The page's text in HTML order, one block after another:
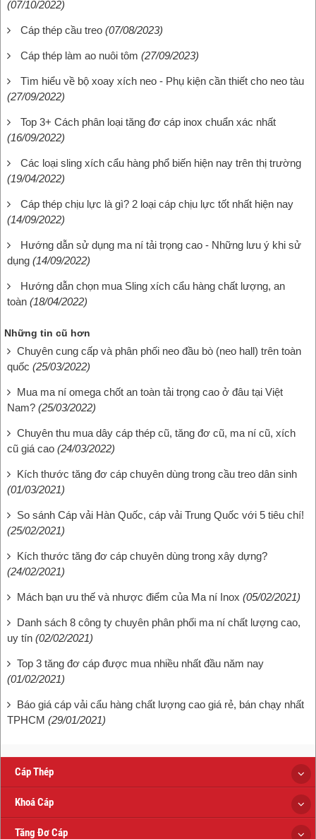
(07/10/2022)
Cáp thép cầu treo (07/08/2023)
Cáp thép làm ao nuôi tôm (27/09/2023)
Tìm hiểu về bộ xoay xích neo - Phụ kiện cần thiết cho neo tàu
(27/09/2022)
Top 3+ Cách phân loại tăng đơ cáp inox chuẩn xác nhất
(16/09/2022)
Các loại sling xích cẩu hàng phổ biến hiện nay trên thị trường
(19/04/2022)
Cáp thép chịu lực là gì? 2 loại cáp chịu lực tốt nhất hiện nay
(14/09/2022)
Hướng dẫn sử dụng ma ní tải trọng cao - Những lưu ý khi sử
dụng (14/09/2022)
Hướng dẫn chọn mua Sling xích cẩu hàng chất lượng, an
toàn (18/04/2022)
Những tin cũ hơn
Chuyên cung cấp và phân phối neo đầu bò (neo hall) trên toàn
quốc (25/03/2022)
Mua ma ní omega chốt an toàn tải trọng cao ở đâu tại Việt
Nam? (25/03/2022)
Chuyên thu mua dây cáp thép cũ, tăng đơ cũ, ma ní cũ, xích
cũ giá cao (24/03/2022)
Kích thước tăng đơ cáp chuyên dùng trong cầu treo dân sinh
(01/03/2021)
So sánh Cáp vải Hàn Quốc, cáp vải Trung Quốc với 5 tiêu chí!
(25/02/2021)
Kích thước tăng đơ cáp chuyên dùng trong xây dựng?
(24/02/2021)
Mách bạn ưu thế và nhược điểm của Ma ní Inox (05/02/2021)
Danh sách 8 công ty chuyên phân phối ma ní chất lượng cao,
uy tín (02/02/2021)
Top 3 tăng đơ cáp được mua nhiều nhất đầu năm nay
(01/02/2021)
Báo giá cáp vải cẩu hàng chất lượng cao giá rẻ, bán chạy nhất
TPHCM (29/01/2021)
Cáp Thép
Khoá Cáp
Tăng Đơ Cáp